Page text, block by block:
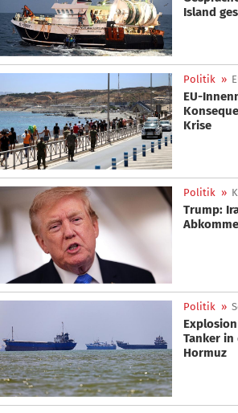
Island
Politik »
EU-
Krise
Politik »
Trump:
Politik »
Tanker in
Hormuz